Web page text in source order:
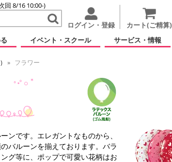
回 8/16 10:00-)
ログイン・登録 カート(ご精算)
イベント・スクール サービス・情報
フラワー
ンです。エレガントなものから、
バルーンを揃えております。バラ
グ等に、ポップで可愛い花柄はお